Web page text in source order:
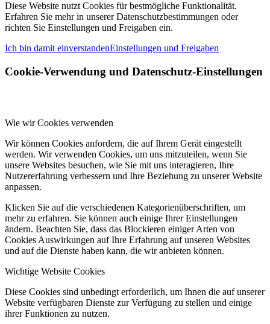
Diese Website nutzt Cookies für bestmögliche Funktionalität.
Erfahren Sie mehr in unserer Datenschutzbestimmungen oder
richten Sie Einstellungen und Freigaben ein.
Ich bin damit einverstandenEinstellungen und Freigaben
Cookie-Verwendung und Datenschutz-Einstellungen
Wie wir Cookies verwenden
Wir können Cookies anfordern, die auf Ihrem Gerät eingestellt
werden. Wir verwenden Cookies, um uns mitzuteilen, wenn Sie
unsere Websites besuchen, wie Sie mit uns interagieren, Ihre
Nutzererfahrung verbessern und Ihre Beziehung zu unserer Website
anpassen.
Klicken Sie auf die verschiedenen Kategorienüberschriften, um
mehr zu erfahren. Sie können auch einige Ihrer Einstellungen
ändern. Beachten Sie, dass das Blockieren einiger Arten von
Cookies Auswirkungen auf Ihre Erfahrung auf unseren Websites
und auf die Dienste haben kann, die wir anbieten können.
Wichtige Website Cookies
Diese Cookies sind unbedingt erforderlich, um Ihnen die auf unserer
Website verfügbaren Dienste zur Verfügung zu stellen und einige
ihrer Funktionen zu nutzen.